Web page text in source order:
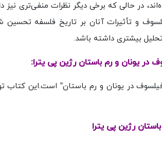
در حالی که برخی دیگر نظرات منفی‌تری نیز
و تأثیرات آنان بر تاریخ فلسفه تحسین
بیشتری داشته باشد.
در یونان و رم باستان رژین پی یترا:
فیلسوف در یونان و رم باستان” است.این
رژین پی یترا